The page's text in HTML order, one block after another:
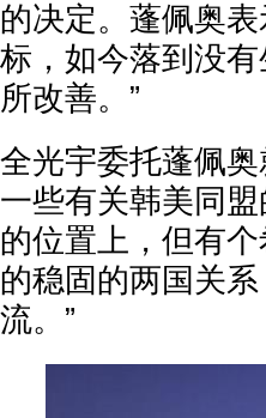
的决定。蓬佩奥
标，如今落到没
所改善。”
全光宇委托蓬佩
一些有关韩美同
的位置上，但有
的稳固的两国关
流。”